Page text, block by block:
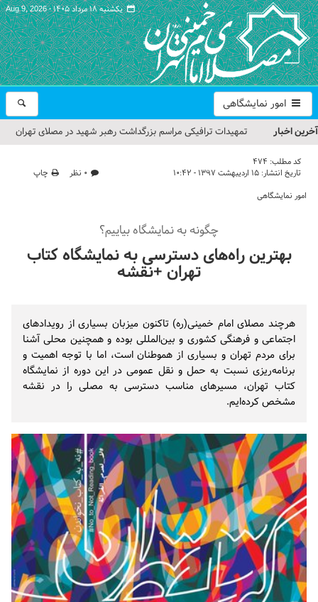
یکشنبه ۱۸ مرداد ۱۴۰۵ - Aug 9, 2026
امور نمایشگاهی
آخرین اخبار
تمهیدات ترافیکی مراسم بزرگداشت رهبر شهید در مصلای تهران
حجت‌الاسلام حاج علی‌اکبری؛ خطیب این هفته نماز جمعه تهران
معظم انقلاب
گزارش تصویری| مراسم نماز بر پیکر امام شهید انقلاب اسلامی ایران
گزارش تصویری| مراسم بزرگداشت آقای شهید ایران
کد مطلب: 474
تاریخ انتشار: ۱۵ اردیبهشت ۱۳۹۷ - ۱۰:۴۲ ۰ نظر
چاپ
امور نمایشگاهی
چگونه به نمایشگاه بیاییم؟
بهترین راه‌های دسترسی به نمایشگاه کتاب
تهران +نقشه
هرچند مصلای امام خمینی(ره) تاکنون میزبان بسیاری از رویدادهای
اجتماعی و فرهنگی کشوری و بین‌المللی بوده و همچنین محلی آشنا
برای مردم تهران و بسیاری از هموطنان است، اما با توجه اهمیت و
برنامه‌ریزی نسبت به حمل و نقل عمومی در این دوره از نمایشگاه
کتاب تهران، مسیرهای مناسب دسترسی به مصلی را در نقشه
مشخص کرده‌ایم.